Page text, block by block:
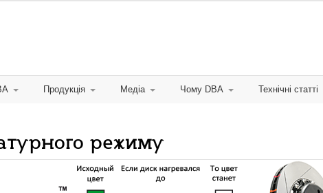
Продукція Медіа Чому DBA Технічні статті
режиму